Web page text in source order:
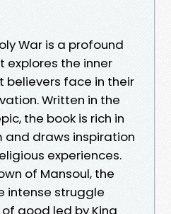
War is a profound
explores the inner
face in their
Written in the
the book is rich in
and draws inspiration
experiences.
of Mansoul, the
intense struggle
good led by King